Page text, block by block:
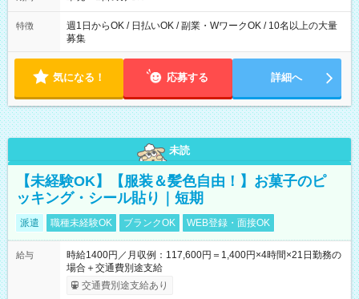
特徴
週1日からOK / 日払いOK / 副業・WワークOK / 10名以上の大量
募集
気になる！ 応募する 詳細へ
未読
【未経験OK】【服装＆髪色自由！】お菓子のピ
ッキング・シール貼り｜短期
派遣 職種未経験OK ブランクOK WEB登録・面接OK
給与
時給1400円／月収例：117,600円＝1,400円×4時間×21日勤務の
場合＋交通費別途支給
交通費別途支給あり